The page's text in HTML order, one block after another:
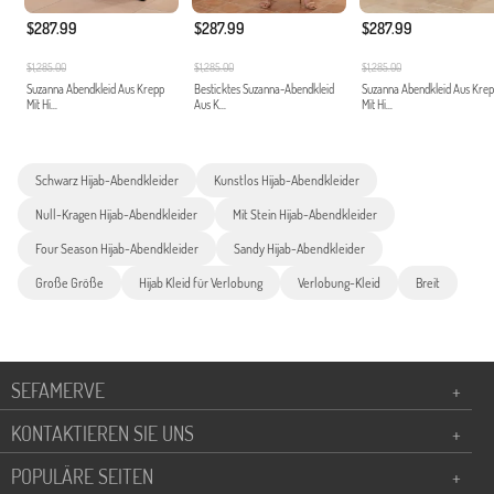
$287.99
$1,285.00
Suzanna Abendkleid Aus Krepp
Mit Hi...
$287.99
$1,285.00
Besticktes Suzanna-Abendkleid
Aus K...
$287.99
$1,285.00
Suzanna Abendkleid Aus
Mit Hi...
Schwarz Hijab-Abendkleider Kunstlos Hijab-Abendkleider
Null-Kragen Hijab-Abendkleider Mit Stein Hijab-Abendkleider
Four Season Hijab-Abendkleider Sandy Hijab-Abendkleider
Große Größe Hijab Kleid für Verlobung Verlobung-Kleid Breit
SEFAMERVE
+
KONTAKTIEREN SIE UNS
+
POPULÄRE SEITEN
+